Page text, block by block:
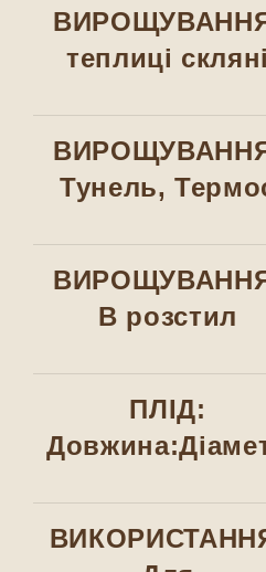
теплиці скляні
Тунель,
В розстил
ПЛІД: